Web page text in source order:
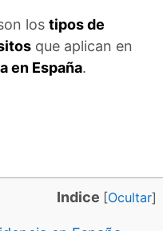
los tipos de
que aplican en
en España.
Indice [Ocultar]